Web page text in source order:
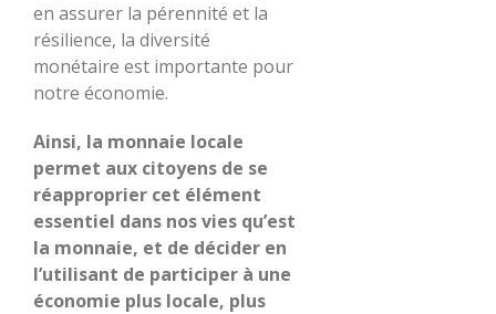
en assurer la pérennité et la
résilience, la diversité
monétaire est importante pour
notre économie.
Ainsi, la monnaie locale
permet aux citoyens de se
réapproprier cet élément
essentiel dans nos vies qu’est
la monnaie, et de décider en
l’utilisant de participer à une
économie plus locale, plus